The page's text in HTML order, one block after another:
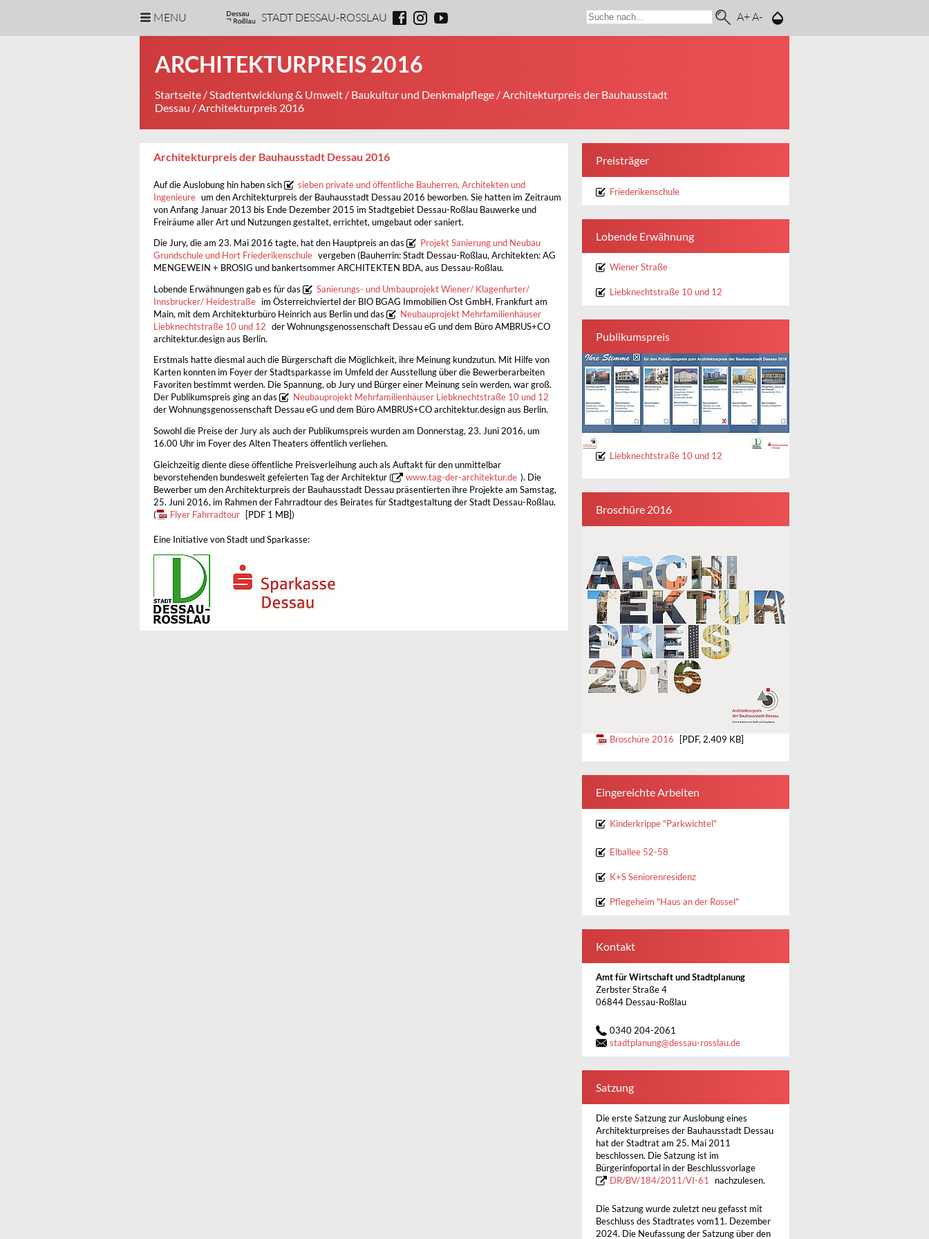
MENU STADT DESSAU-ROSSLAU A+A-
ARCHITEKTURPREIS 2016
Startseite /Stadtentwicklung & Umwelt / Baukultur und Denkmalpflege /Architekturpreis der Bauhausstadt
Dessau / Architekturpreis 2016
Architekturpreis der Bauhausstadt Dessau 2016
Auf die Auslobung hin haben sich
sieben private und öffentliche Bauherren, Architekten und
Ingenieure um den Architekturpreis der Bauhausstadt Dessau 2016 beworben. Sie hatten im Zeitraum
von Anfang Januar 2013 bis Ende Dezember 2015 im Stadtgebiet Dessau-Roßlau Bauwerke und
Freiräume aller Art und Nutzungen gestaltet, errichtet, umgebaut oder saniert.
Die Jury, die am 23. Mai 2016 tagte, hat den Hauptpreis an das
Projekt Sanierung und Neubau
Grundschule und Hort Friederikenschule vergeben (Bauherrin: Stadt Dessau-Roßlau, Architekten: AG
MENGEWEIN + BROSIG und bankertsommer ARCHITEKTEN BDA, aus Dessau-Roßlau.
Lobende Erwähnungen gab es für das
Sanierungs- und Umbauprojekt Wiener/ Klagenfurter/
Innsbrucker/ Heidestraße im Österreichviertel der BIO BGAG Immobilien Ost GmbH, Frankfurt am
Main, mit dem Architekturbüro Heinrich aus Berlin und das
Neubauprojekt Mehrfamilienhäuser
Liebknechtstraße 10 und 12 der Wohnungsgenossenschaft Dessau eG und dem Büro AMBRUS+CO
architektur.design aus Berlin.
Erstmals hatte diesmal auch die Bürgerschaft die Möglichkeit, ihre Meinung kundzutun. Mit Hilfe von
Karten konnten im Foyer der Stadtsparkasse im Umfeld der Ausstellung über die Bewerberarbeiten
Favoriten bestimmt werden. Die Spannung, ob Jury und Bürger einer Meinung sein werden, war groß.
Der Publikumspreis ging an das
Neubauprojekt Mehrfamilienhäuser Liebknechtstraße 10 und 12
der Wohnungsgenossenschaft Dessau eG und dem Büro AMBRUS+CO architektur.design aus Berlin.
Sowohl die Preise der Jury als auch der Publikumspreis wurden am Donnerstag, 23. Juni 2016, um
16.00 Uhr im Foyer des Alten Theaters öffentlich verliehen.
Gleichzeitig diente diese öffentliche Preisverleihung auch als Auftakt für den unmittelbar
bevorstehenden bundesweit gefeierten Tag der Architektur (
www.tag-der-architektur.de ). Die
Bewerber um den Architekturpreis der Bauhausstadt Dessau präsentierten ihre Projekte am Samstag,
25. Juni 2016, im Rahmen der Fahrradtour des Beirates für Stadtgestaltung der Stadt Dessau-Roßlau.
(
Flyer Fahrradtour [PDF 1 MB])
Eine Initiative von Stadt und Sparkasse:
Preisträger
Friederikenschule
Lobende Erwähnung
Wiener Straße
Liebknechtstraße 10 und 12
Publikumspreis
Liebknechtstraße 10 und 12
Broschüre 2016
Broschüre 2016 [PDF, 2.409 KB]
Eingereichte Arbeiten
Kinderkrippe "Parkwichtel"
Elballee 52-58
K+S Seniorenresidenz
Pflegeheim "Haus an der Rossel"
Kontakt
Amt für Wirtschaft und Stadtplanung
Zerbster Straße 4
06844 Dessau-Roßlau
0340 204-2061
stadtplanung@dessau-rosslau.de
Satzung
Die erste Satzung zur Auslobung eines
Architekturpreises der Bauhausstadt Dessau
hat der Stadtrat am 25. Mai 2011
beschlossen. Die Satzung ist im
Bürgerinfoportal in der Beschlussvorlage
DR/BV/184/2011/VI-61
nachzulesen.
Die Satzung wurde zuletzt neu gefasst mit
Beschluss des Stadtrates vom11. Dezember
2024. Die Neufassung der Satzung über den